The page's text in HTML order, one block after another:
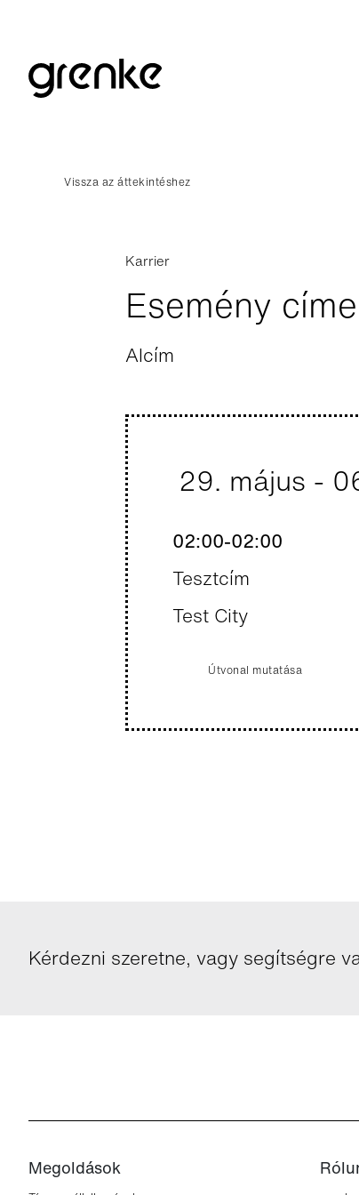
Vissza az áttekintéshez
Karrier
Esemény címe
Alcím
29. május -
02:00-02:00
Tesztcím
Test City
Útvonal mutatása
Kérdezni szeretne, vagy segítségre
Megoldások